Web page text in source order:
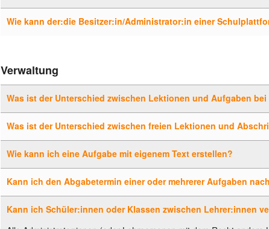
Wie kann der:die Besitzer:in/Administrator:in einer
Verwaltung
Was ist der Unterschied zwischen Lektionen und Aufgaben
Was ist der Unterschied zwischen freien Lektionen und
Wie kann ich eine Aufgabe mit eigenem Text erstellen?
Kann ich den Abgabetermin einer oder mehrerer Aufgaben
Kann ich Schüler:innen oder Klassen zwischen Lehrer:innen